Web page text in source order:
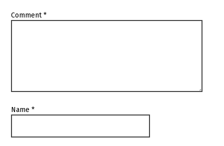
Comment*
Name*